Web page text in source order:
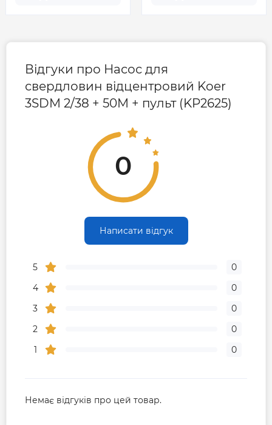
Відгуки про Насос для
свердловин відцентровий Koer
3SDM 2/38 + 50M + пульт (KP2625)
0
Написати відгук
5
0
4
0
3
0
2
0
1
0
Немає відгуків про цей товар.